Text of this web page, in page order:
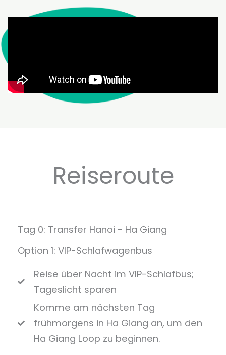
Reiseroute
Tag 0: Transfer Hanoi - Ha Giang
Option 1: VIP-Schlafwagenbus
Reise über Nacht im VIP-Schlafbus;
Tageslicht sparen
Komme am nächsten Tag
frühmorgens in Ha Giang an, um den
Ha Giang Loop zu beginnen.